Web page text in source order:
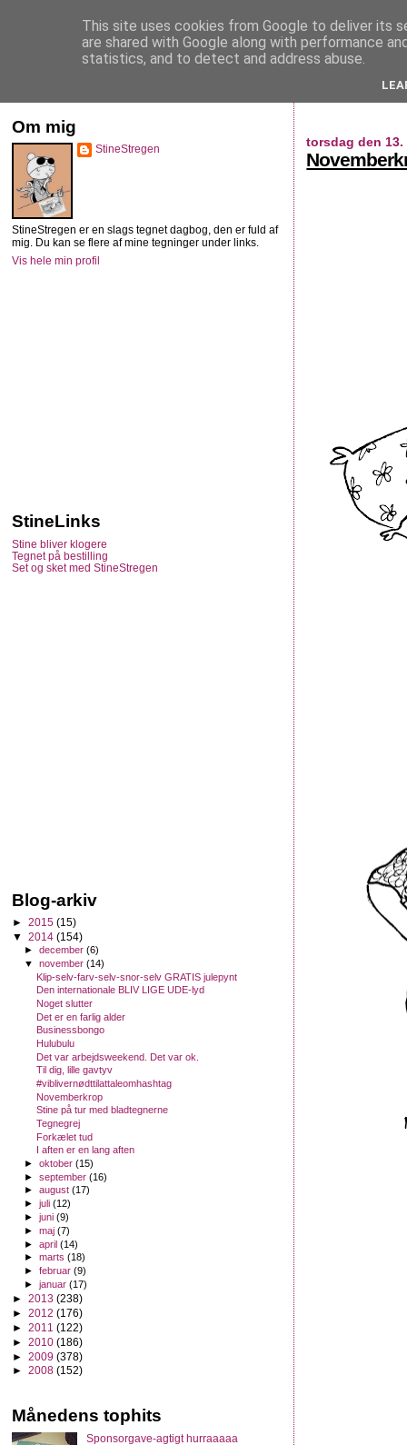
StineStregen
torsdag den 13.
Om mig
StineStregen
StineStregen er en slags tegnet dagbog, den er fuld af
mig. Du kan se flere af mine tegninger under links.
Vis hele min profil
StineLinks
Stine bliver klogere
Tegnet på bestilling
Set og sket med StineStregen
Blog-arkiv
► 2015 (15)
▼ 2014 (154)
►december(6)
▼november(14)
Klip-selv-farv-selv-snor-selv GRATIS julepynt
Den internationale BLIV LIGE UDE-lyd
Noget slutter
Det er en farlig alder
Businessbongo
Hulubulu
Det var arbejdsweekend. Det var ok.
Til dig, lille gavtyv
#viblivernødttilattaleomhashtag
Novemberkrop
Stine på tur med bladtegnerne
Tegnegrej
Forkælet tud
I aften er en lang aften
►oktober(15)
►september(16)
►august(17)
►juli(12)
►juni(9)
►maj(7)
►april(14)
►marts(18)
►februar(9)
►januar(17)
► 2013 (238)
► 2012 (176)
► 2011 (122)
► 2010 (186)
► 2009 (378)
► 2008 (152)
Månedens tophits
Sponsorgave-agtigt hurraaaaa
This site uses cookies from Google to deliver its
are shared with Google along with performance
statistics, and to detect and address abuse.